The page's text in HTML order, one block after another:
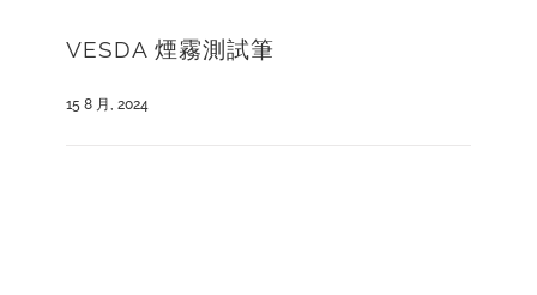
VESDA 煙霧測試筆
15 8 月, 2024